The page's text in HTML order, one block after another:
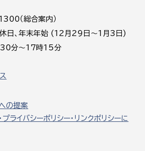
（総合案内）
休日、年末年始 (12月29日～1月3日)
分～17時15分
の提案
ライバシーポリシー・リンクポリシーに